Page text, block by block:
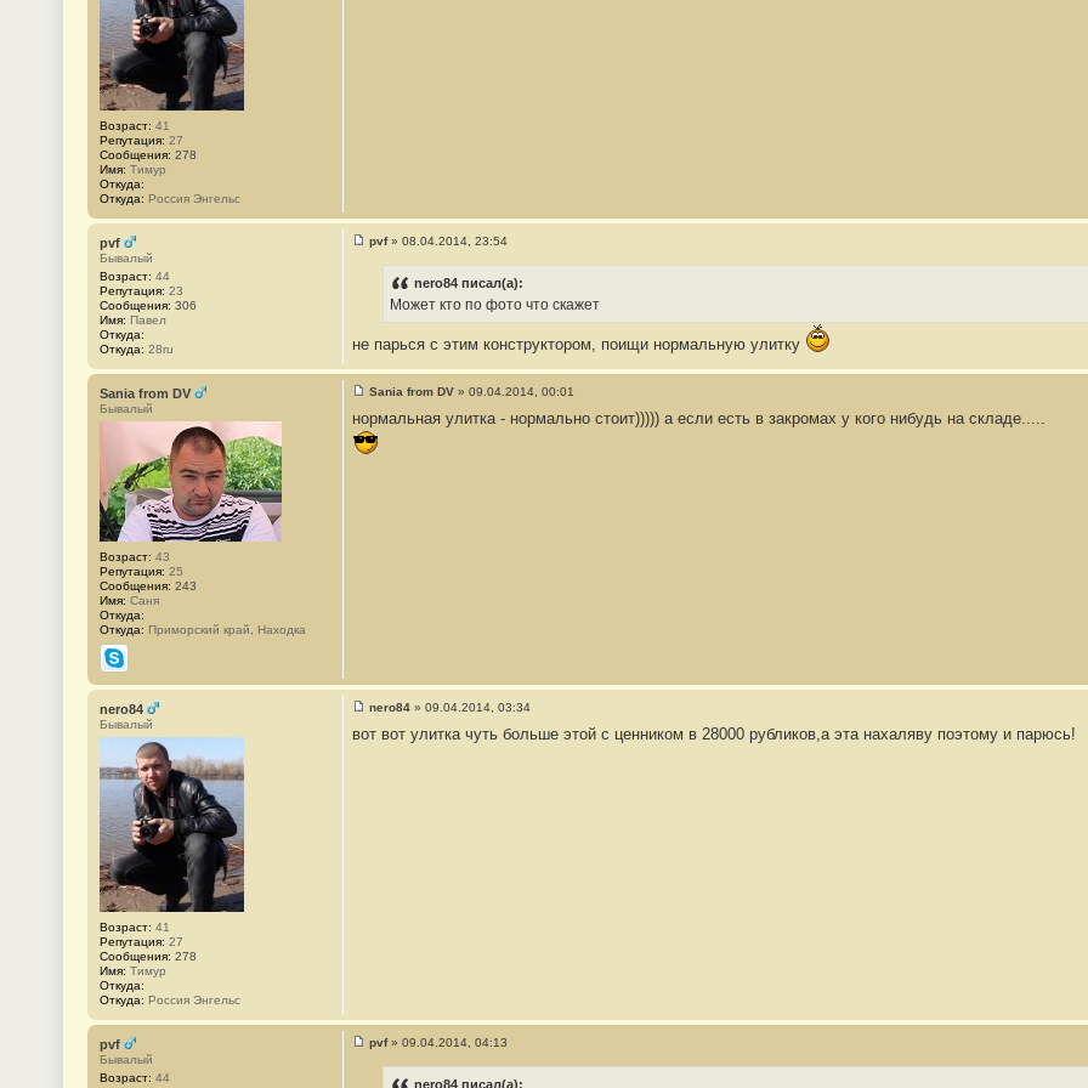
Возраст: 41
Репутация: 27
Сообщения: 278
Имя: Тимур
Откуда:
Откуда: Россия Энгельс
pvf
Бывалый
Возраст: 44
Репутация: 23
Сообщения: 306
Имя: Павел
Откуда:
Откуда: 28ru
С
н
и
е
3
5
2
pvf» 08.04.2014, 23:54
nero84 писал(а):
Может кто по фото что скажет
не парься с этим конструктором, поищи нормальную улитку
Sania from DV
Бывалый
Возраст: 43
Репутация: 25
Сообщения: 243
Имя: Саня
Откуда:
Откуда: Приморский край, Находка
Skype
о
о
б
Sania from DV » 09.04.2014, 00:01
нормальная улитка - нормально стоит))))) а если есть в закромах у кого нибудь на складе.....
nero84
Бывалый
Возраст: 41
Репутация: 27
Сообщения: 278
Имя: Тимур
Откуда:
Откуда: Россия Энгельс
о
nero84 » 09.04.2014, 03:34
вот вот улитка чуть больше этой с ценником в 28000 рубликов,а эта нахаляву поэтому и парюсь!
pvf
Бывалый
Возраст: 44
С
pvf» 09.04.2014, 04:13
nero84 писал(а):